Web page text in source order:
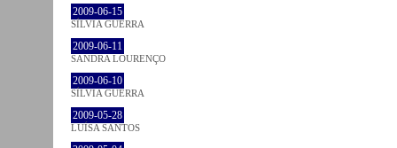
2009-06-15
SÍLVIA GUERRA
2009-06-11
SANDRA LOURENÇO
2009-06-10
SÍLVIA GUERRA
2009-05-28
LUÍSA SANTOS